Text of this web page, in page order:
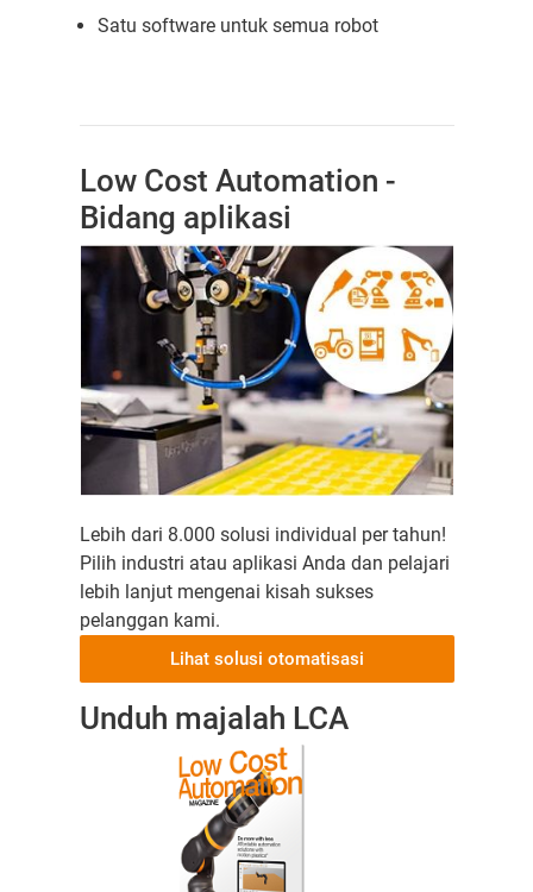
Satu software untuk semua robot
Low Cost Automation -
Bidang aplikasi
Lebih dari 8.000 solusi individual per tahun!
Pilih industri atau aplikasi Anda dan pelajari
lebih lanjut mengenai kisah sukses
pelanggan kami.
Lihat solusi otomatisasi
Unduh majalah LCA